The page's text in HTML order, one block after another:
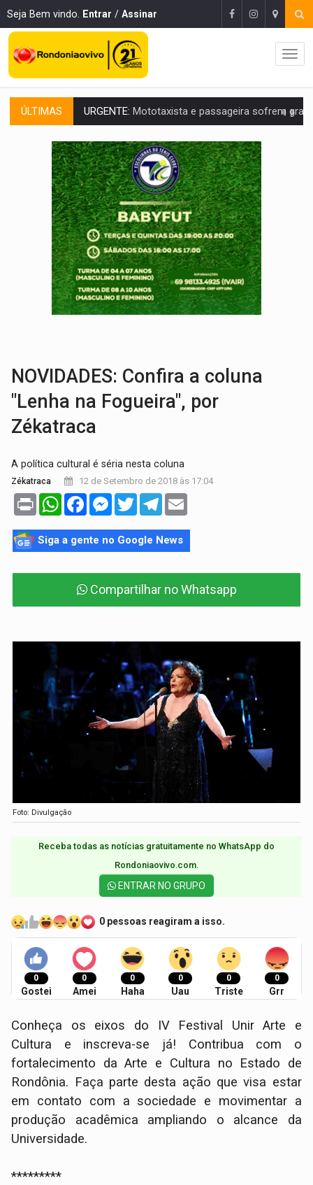
Seja Bem vindo. Entrar / Assinar
ÚLTIMAS
URGENTE:Mototaxista e passageira sofrem grave acidente após
:Recebeu intimação no celular? Saiba o que fazer para evitar
PROCURADO:Polícia Civil tenta prender acusado de matar
ACESSO:Moradores de RO podem receber a antena parabólica gratuita do
CONEXÃO RONDONIAOVIVO:Pré-candidato Adrian Jhonnson defende renovação da
COM EMENDAS:Sejucel destina R$ 2,69 milhões para rodeios e feiras
LIMERO:São Francisco do Guaporé sedia abertura do Campeonato
ENERGISA:Rondônia supera 5,4 mil estudantes inscritos
NOVIDADES: Confira a coluna
"Lenha na Fogueira", por
Zékatraca
A política cultural é séria nesta coluna
Zékatraca 12 de Setembro de 2018 às 17:04
Print WhatsAppFacebookMessenger
TwitterTelegram
Siga a gente no Google News
Compartilhar no Whatsapp
Foto: Divulgação
Receba todas as notícias gratuitamente no WhatsApp do
Rondoniaovivo.com.​
ENTRAR NO GRUPO
0 pessoas reagiram a isso.
0
Gostei
0
Amei
0
Haha
0
Uau
0
Triste
0
Grr
Conheça os eixos do IV Festival Unir Arte e
Cultura e inscreva-se já! Contribua com o
fortalecimento da Arte e Cultura no Estado de
Rondônia. Faça parte desta ação que visa estar
em contato com a sociedade e movimentar a
produção acadêmica ampliando o alcance da
Universidade.
*********